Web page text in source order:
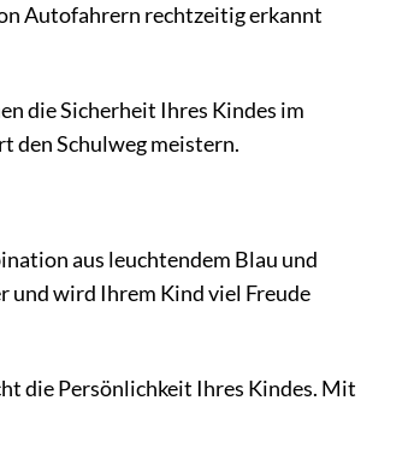
Autofahrern rechtzeitig erkannt
die Sicherheit Ihres Kindes im
den Schulweg meistern.
aus leuchtendem Blau und
und wird Ihrem Kind viel Freude
die Persönlichkeit Ihres Kindes. Mit